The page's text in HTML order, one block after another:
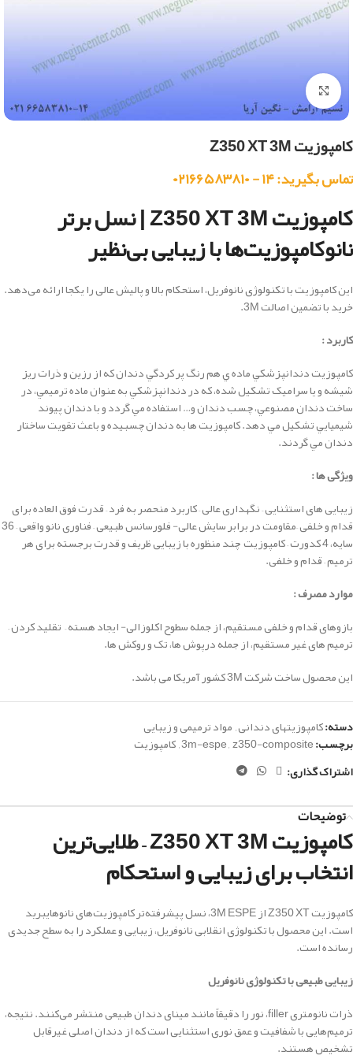
بزرگنمایی تصویر
کامپوزیت Z350 XT 3M
تماس بگیرید: ۱۴ - ۰۲۱۶۶۵۸۳۸۱۰
کامپوزیت Z350 XT 3M | نسل برتر
نانوکامپوزیت‌ها با زیبایی بی‌نظیر
این کامپوزیت با تکنولوژی نانوفریل، استحکام بالا و پالیش عالی را یکجا ارائه می‌دهد.
خرید با تضمین اصالت 3M.
کاربرد :
كامپوزيت دندانپزشكي ماده ي هم رنگ پر کردگي دندان که از رزين و ذرات ريز
شيشه و يا سراميک تشکيل شده، كه در دندانپزشكي به عنوان ماده ترميمي، در
ساخت دندان مصنوعي، چسب دندان و… استفاده مي گردد و با دندان پيوند
شيميايي تشکيل مي دهد. كامپوزيت ها به دندان چسبيده و باعث تقويت ساختار
دندان مي گردند.
ویژگی ها :
زیبایی های استثنایی–نگهداری عالی – کاربردمنحصر به فرد –قدرت فوق العاده برای
قدام و خلفی–مقاومت در برابر سایش عالی-فلورسانس طبیعی–فناوری نانو واقعی –36
سایه، 4 کدورت – کامپوزیت چند منظوره با زیبایی ظریف و قدرت برجسته برای هر
ترمیم – قدام و خلفی.
موارد مصرف :
بازوهای قدام و خلفی مستقیم، از جمله سطوح اکلوزالی-ایجاد هسته –تقلید کردن–
ترمیم های غیر مستقیم، از جمله درپوش ها، تک و روکش ها.
این محصول ساخت شرکت 3M کشور آمریکا می باشد.
دسته:کامپوزیتهای دندانی,مواد ترمیمی و زیبایی
برچسب: 3m-espe,z350-composite
,کامپوزیت
اشتراک گذاری:
توضیحات
کامپوزیت Z350 XT 3M – طلایی‌ترین
انتخاب برای زیبایی و استحکام
کامپوزیت Z350 XT از 3M ESPE، نسل پیشرفته‌تر کامپوزیت‌های نانوهایبرید
است. این محصول با تکنولوژی انقلابی نانوفریل، زیبایی و عملکرد را به سطح جدیدی
رسانده است.
زیبایی طبیعی با تکنولوژی نانوفریل
ذرات نانومتری filler، نور را دقیقاً مانند مینای دندان طبیعی منتشر می‌کنند. نتیجه،
ترمیم‌هایی با شفافیت و عمق نوری استثنایی است که از دندان اصلی غیرقابل
تشخیص هستند.